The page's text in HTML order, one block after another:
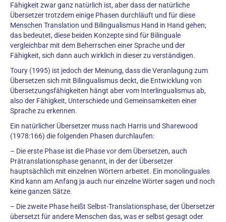
Fähigkeit zwar ganz natürlich ist, aber dass der natürliche
Übersetzer trotzdem einige Phasen durchläuft und für diese
Menschen Translation und Bilingualismus Hand in Hand gehen;
das bedeutet, diese beiden Konzepte sind für Bilinguale
vergleichbar mit dem Beherrschen einer Sprache und der
Fähigkeit, sich dann auch wirklich in dieser zu verständigen.
Toury (1995) ist jedoch der Meinung, dass die Veranlagung zum
Übersetzen sich mit Bilingualismus deckt, die Entwicklung von
Übersetzungsfähigkeiten hängt aber vom Interlingualismus ab,
also der Fähigkeit, Unterschiede und Gemeinsamkeiten einer
Sprache zu erkennen.
Ein natürlicher Übersetzer muss nach Harris und Sharewood
(1978:166) die folgenden Phasen durchlaufen:
– Die erste Phase ist die Phase vor dem Übersetzen, auch
Prätranslationsphase genannt, in der der Übersetzer
hauptsächlich mit einzelnen Wörtern arbeitet. Ein monolinguales
Kind kann am Anfang ja auch nur einzelne Wörter sagen und noch
keine ganzen Sätze.
– Die zweite Phase heißt Selbst-Translationsphase, der Übersetzer
übersetzt für andere Menschen das, was er selbst gesagt oder